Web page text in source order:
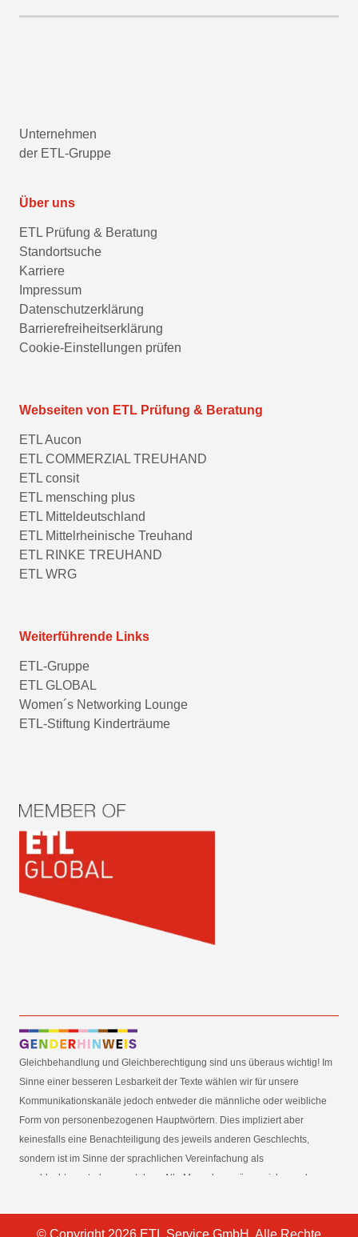
Unternehmen
der ETL-Gruppe
Über uns
ETL Prüfung & Beratung
Standortsuche
Karriere
Impressum
Datenschutzerklärung
Barrierefreiheitserklärung
Cookie-Einstellungen prüfen
Webseiten von ETL Prüfung & Beratung
ETL Aucon
ETL COMMERZIAL TREUHAND
ETL consit
ETL mensching plus
ETL Mitteldeutschland
ETL Mittelrheinische Treuhand
ETL RINKE TREUHAND
ETL WRG
Weiterführende Links
ETL-Gruppe
ETL GLOBAL
Women´s Networking Lounge
ETL-Stiftung Kinderträume
Gleichbehandlung und Gleichberechtigung sind uns überaus wichtig! Im
Sinne einer besseren Lesbarkeit der Texte wählen wir für unsere
Kommunikationskanäle jedoch entweder die männliche oder weibliche
Form von personenbezogenen Hauptwörtern. Dies impliziert aber
keinesfalls eine Benachteiligung des jeweils anderen Geschlechts,
sondern ist im Sinne der sprachlichen Vereinfachung als
geschlechtsneutral zu verstehen. Alle Menschen mögen sich von den
fühlen. Im Sinne der Gender Mainstreaming-Strategie der
© Copyright 2026 ETL Service GmbH. Alle Rechte